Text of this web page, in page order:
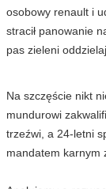
osobowy renault i
stracił panowanie
pas zieleni
Na szczęście nikt
mundurowi
trzeźwi, a 24-letni
mandatem karnym